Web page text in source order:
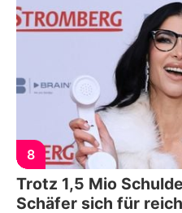
8
Trotz 1,5 Mio
Schäfer sich für reich